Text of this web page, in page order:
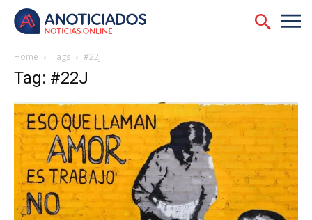
Home Tags #22J
Tag: #22J